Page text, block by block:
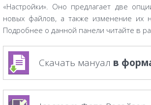
«Настройки». Оно предлагает две
новых файлов, а также изменение их
Подробнее о данной панели читайте в
Скачать мануал в